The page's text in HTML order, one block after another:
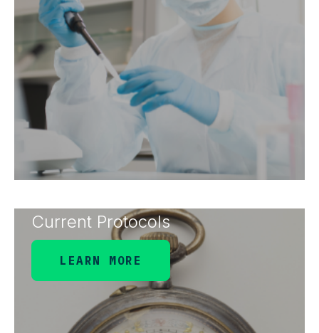
Current Protocols
LEARN MORE